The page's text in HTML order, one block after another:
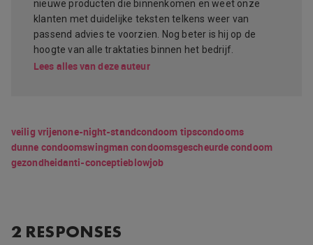
nieuwe producten die binnenkomen en weet onze
klanten met duidelijke teksten telkens weer van
passend advies te voorzien. Nog beter is hij op de
hoogte van alle traktaties binnen het bedrijf.
Lees alles van deze auteur
veilig vrijenone-night-standcondoom tipscondooms
dunne condoomswingman condoomsgescheurde condoom
gezondheidanti-conceptieblowjob
2 RESPONSES